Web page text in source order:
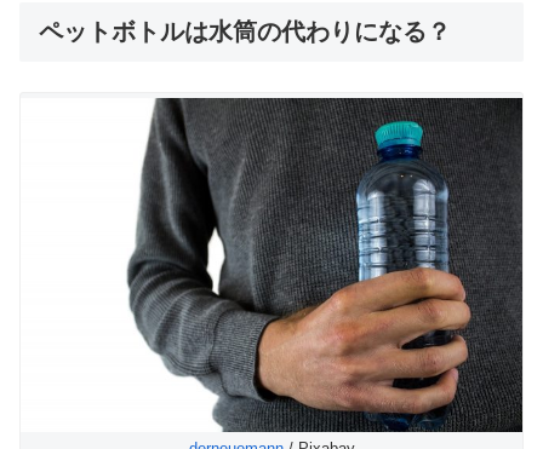
ペットボトルは水筒の代わりになる？